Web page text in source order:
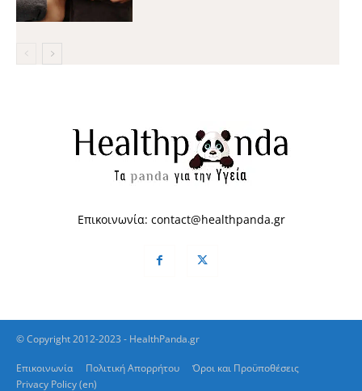
Επικοινωνία: contact@healthpanda.gr
© Copyright 2012-2023 - HealthPanda.gr
Επικοινωνία Πολιτική Απορρήτου
Όροι και Προϋποθέσεις
Privacy Policy (en)